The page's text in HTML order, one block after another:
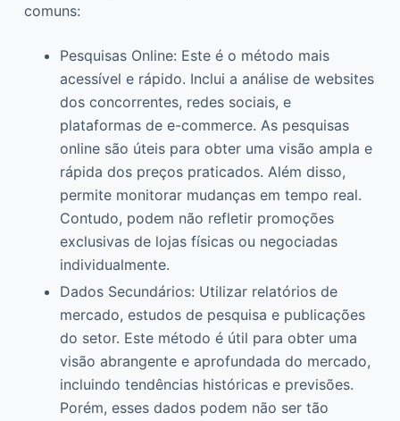
comuns:
Pesquisas Online: Este é o método mais
acessível e rápido. Inclui a análise de websites
dos concorrentes, redes sociais, e
plataformas de e-commerce. As pesquisas
online são úteis para obter uma visão ampla e
rápida dos preços praticados. Além disso,
permite monitorar mudanças em tempo real.
Contudo, podem não refletir promoções
exclusivas de lojas físicas ou negociadas
individualmente.
Dados Secundários: Utilizar relatórios de
mercado, estudos de pesquisa e publicações
do setor. Este método é útil para obter uma
visão abrangente e aprofundada do mercado,
incluindo tendências históricas e previsões.
Porém, esses dados podem não ser tão